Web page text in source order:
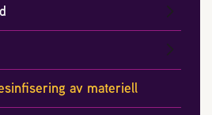
av materiell